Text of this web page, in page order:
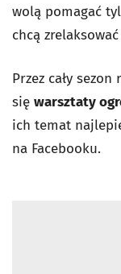
wolą pomagać
chcą
Przez cały
się warsztaty
ich temat
na Facebooku.